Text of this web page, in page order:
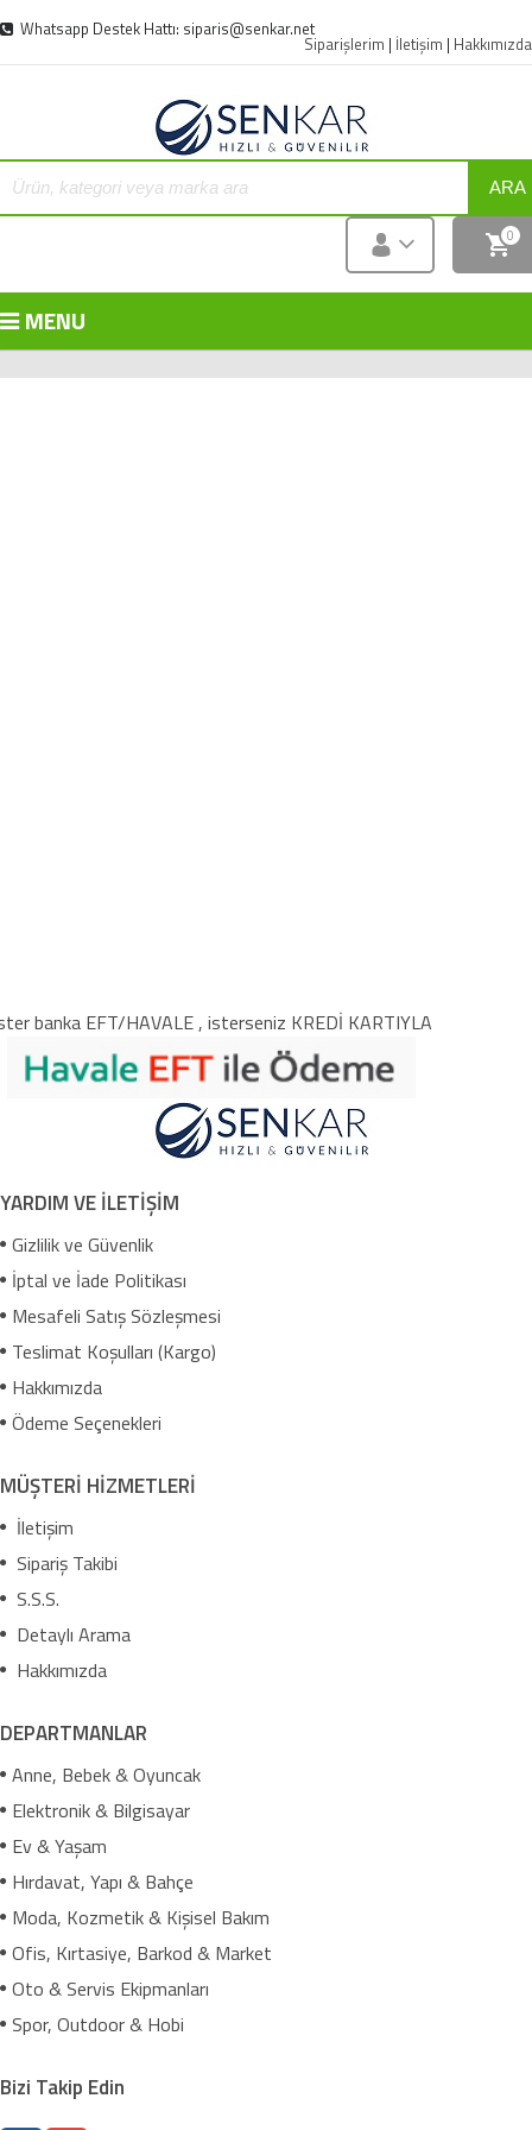
Whatsapp Destek Hattı: siparis@senkar.net
Siparişlerim | İletişim | Hakkımızda
ARA
0
MENU
banka EFT/HAVALE , isterseniz KREDİ KARTIYLA
YARDIM VE İLETİŞİM
Gizlilik ve Güvenlik
İptal ve İade Politikası
Mesafeli Satış Sözleşmesi
Teslimat Koşulları (Kargo)
Hakkımızda
Ödeme Seçenekleri
MÜŞTERİ HİZMETLERİ
İletişim
Sipariş Takibi
S.S.S.
Detaylı Arama
Hakkımızda
DEPARTMANLAR
Anne, Bebek & Oyuncak
Elektronik & Bilgisayar
Ev & Yaşam
Hırdavat, Yapı & Bahçe
Moda, Kozmetik & Kişisel Bakım
Ofis, Kırtasiye, Barkod & Market
Oto & Servis Ekipmanları
Spor, Outdoor & Hobi
Bizi Takip Edin